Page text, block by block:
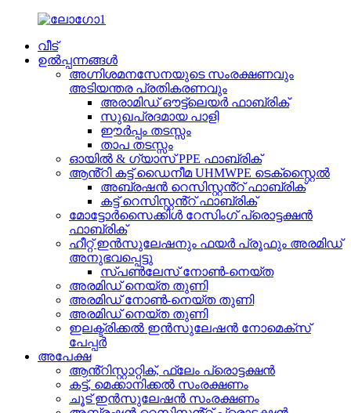
വീട്
ഉൽപ്പന്നങ്ങൾ
അഗ്നിശമനസേനയുടെ സംരക്ഷണവും
അടിയന്തര പ്രതികരണവും
അരാമിഡ് ഔട്ട്ലെയർ ഫാബ്രിക്
സുഖപ്രദമായ പാളി
ഈർപ്പം തടസ്സം
താപ തടസ്സം
ഓയിൽ & ഗ്യാസ് PPE ഫാബ്രിക്
ആൻ്റി കട്ട് ഡൈനീമ UHMWPE ടെക്സ്റ്റൈൽ
അബ്രഷൻ റെസിസ്റ്റൻ്റ് ഫാബ്രിക്
കട്ട് റെസിസ്റ്റൻ്റ് ഫാബ്രിക്
മോട്ടോർസൈക്കിൾ റേസിംഗ് പ്രൊട്ടക്ഷൻ
ഫാബ്രിക്
ഹീറ്റ് ഇൻസുലേഷനും ഫയർ പ്രൂഫും അരമിഡ്
അനുഭവപ്പെട്ടു
സ്പൺലേസ് നോൺ-നെയ്ത
അരമിഡ് നെയ്ത തുണി
അരമിഡ് നോൺ-നെയ്ത തുണി
അരമിഡ് നെയ്ത തുണി
ഇലക്ട്രിക്കൽ ഇൻസുലേഷൻ നോമെക്സ്
പേപ്പർ
അപേക്ഷ
ആൻ്റിസ്റ്റാറ്റിക്, ഫ്ലേം പ്രൊട്ടക്ഷൻ
കട്ട്, മെക്കാനിക്കൽ സംരക്ഷണം
ചൂട് ഇൻസുലേഷൻ സംരക്ഷണം